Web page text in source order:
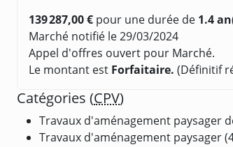
139 287,00 € pour une durée de 1.4
Marché notifié le 29/03/2024
Appel d'offres ouvert pour Marché.
Le montant est Forfaitaire. (Définitif
Catégories (CPV)
Travaux d'aménagement paysager
Travaux d'aménagement paysager